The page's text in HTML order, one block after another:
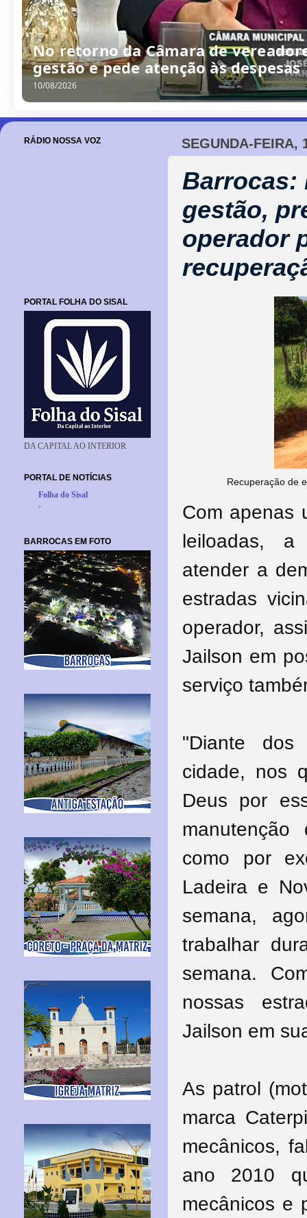
/
0
8
/
2
0
2
6
SEGUNDA-FEIRA,
Barrocas:
gestão,
operador
Recuperação de
Com apenas
leiloadas,
atender a
estradas
operador,
Jailson em
serviço
"Diante dos
cidade, nos
Deus por
como por
Ladeira e
semana,
trabalhar
semana.
nossas
Jailson em
As patrol
marca
mecânicos,
ano 2010
mecânicos e
RÁDIO NOSSA VOZ
PORTAL FOLHA DO SISAL
DA CAPITAL AO INTERIOR
PORTAL DE NOTÍCIAS
Folha do Sisal
-
BARROCAS EM FOTO